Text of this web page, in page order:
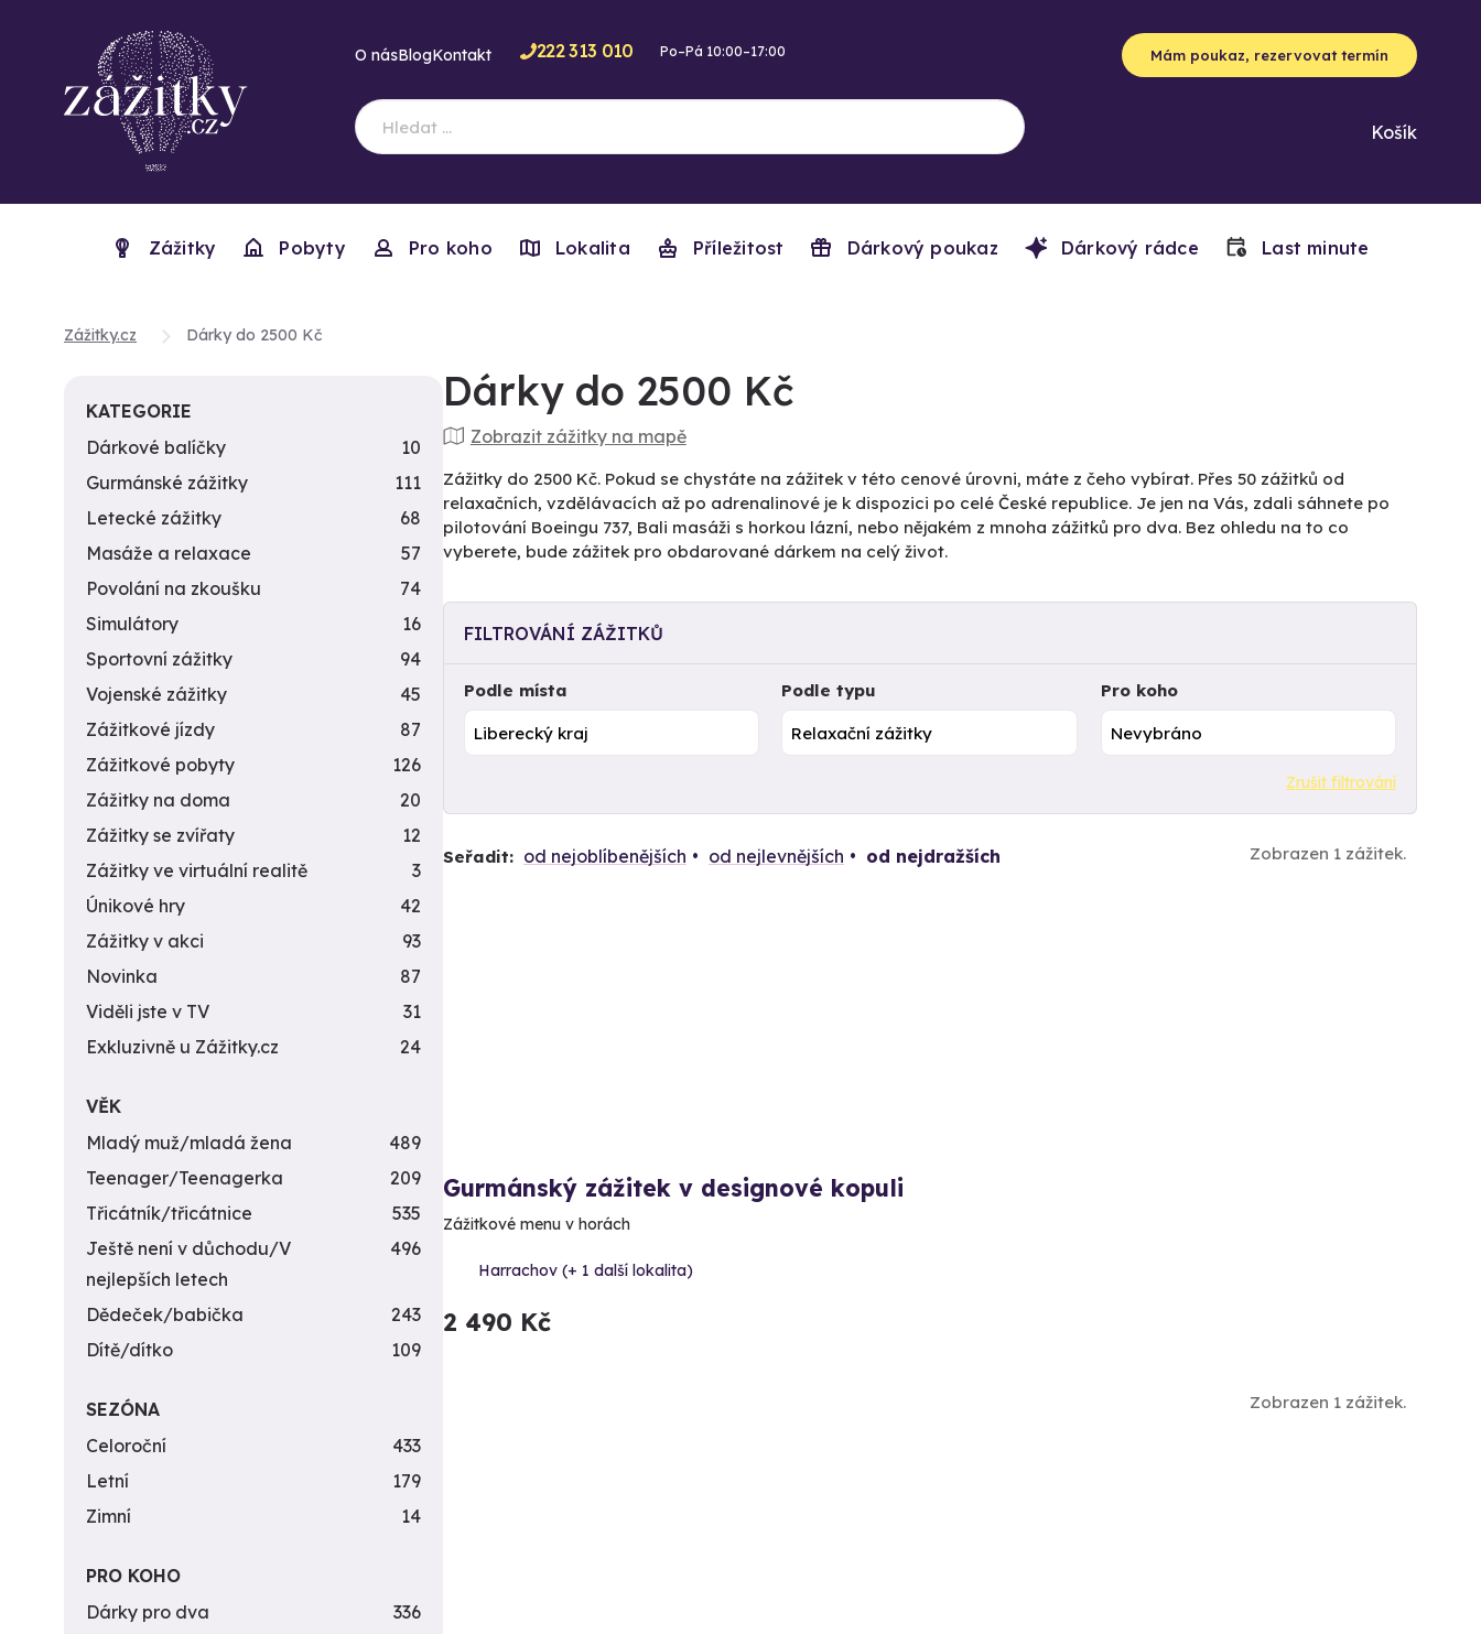
O násBlogKontakt 222 313 010 Po–Pá 10:00–17:00 Mám poukaz, rezervovat termín
Košík
Zážitky Pobyty Pro koho Lokalita Příležitost Dárkový poukaz Dárkový rádce Last minute
Zážitky.cz Dárky do 2500 Kč
Dárky do 2500 Kč
Zobrazit zážitky na mapě
Zážitky do 2500 Kč. Pokud se chystáte na zážitek v této cenové úrovni, máte z čeho vybírat. Přes 50 zážitků od
relaxačních, vzdělávacích až po adrenalinové je k dispozici po celé České republice. Je jen na Vás, zdali sáhnete po
pilotování Boeingu 737, Bali masáži s horkou lázní, nebo nějakém z mnoha zážitků pro dva. Bez ohledu na to co
vyberete, bude zážitek pro obdarované dárkem na celý život.
FILTROVÁNÍ ZÁŽITKŮ
Podle místa Podle typu Pro koho
Zrušit filtrování
Seřadit: od nejoblíbenějších od nejlevnějších od nejdražších Zobrazen 1 zážitek.
Gurmánský zážitek v designové kopuli
Zážitkové menu v horách
Harrachov (+ 1 další lokalita)
2 490 Kč
Zobrazen 1 zážitek.
KATEGORIE
Dárkové balíčky
10
Gurmánské zážitky
111
Letecké zážitky
68
Masáže a relaxace
57
Povolání na zkoušku
74
Simulátory
16
Sportovní zážitky
94
Vojenské zážitky
45
Zážitkové jízdy
87
Zážitkové pobyty
126
Zážitky na doma
20
Zážitky se zvířaty
12
Zážitky ve virtuální realitě
3
Únikové hry
42
Zážitky v akci
93
Novinka
87
Viděli jste v TV
31
Exkluzivně u Zážitky.cz
24
VĚK
Mladý muž/mladá žena
489
Teenager/Teenagerka
209
Třicátník/třicátnice
535
Ještě není v důchodu/V
nejlepších letech
496
Dědeček/babička
243
Dítě/dítko
109
SEZÓNA
Celoroční
433
Letní
179
Zimní
14
PRO KOHO
Dárky pro dva
336